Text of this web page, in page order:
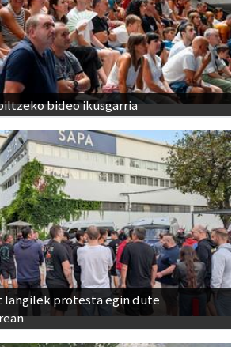
bideo ikusgarria
langilek protesta egin dute